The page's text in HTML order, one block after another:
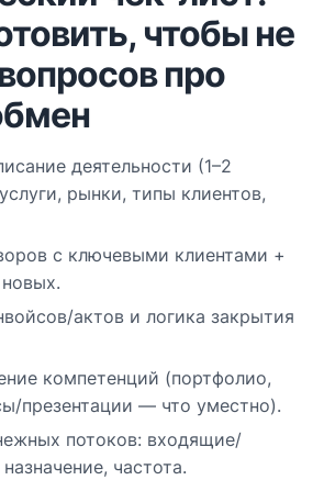
чтобы не
про
деятельности (1–2
рынки, типы клиентов,
с ключевыми клиентами +
актов и логика закрытия
компетенций (портфолио,
презентации — что уместно).
потоков: входящие/
частота.